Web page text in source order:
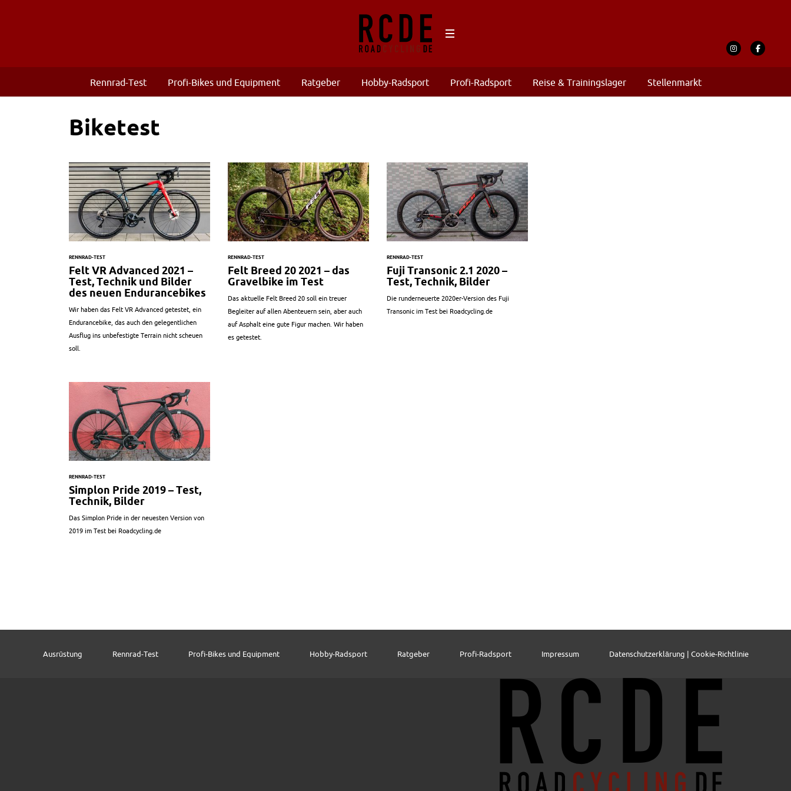
Rennrad-Test Profi-Bikes und Equipment Ratgeber Hobby-Radsport Profi-Radsport Reise & Trainingslager Stellenmarkt
Biketest
RENNRAD-TEST
Felt VR Advanced 2021 –
Test, Technik und Bilder
des neuen Endurancebikes
Wir haben das Felt VR Advanced getestet, ein
Endurancebike, das auch den gelegentlichen
Ausflug ins unbefestigte Terrain nicht scheuen
soll.
RENNRAD-TEST
Felt Breed 20 2021 – das
Gravelbike im Test
Das aktuelle Felt Breed 20 soll ein treuer
Begleiter auf allen Abenteuern sein, aber auch
auf Asphalt eine gute Figur machen. Wir haben
es getestet.
RENNRAD-TEST
Fuji Transonic 2.1 2020 –
Test, Technik, Bilder
Die runderneuerte 2020er-Version des Fuji
Transonic im Test bei Roadcycling.de
RENNRAD-TEST
Simplon Pride 2019 – Test,
Technik, Bilder
Das Simplon Pride in der neuesten Version von
2019 im Test bei Roadcycling.de
Ausrüstung Rennrad-Test Profi-Bikes und Equipment Hobby-Radsport Ratgeber Profi-Radsport Impressum Datenschutzerklärung | Cookie-Richtlinie